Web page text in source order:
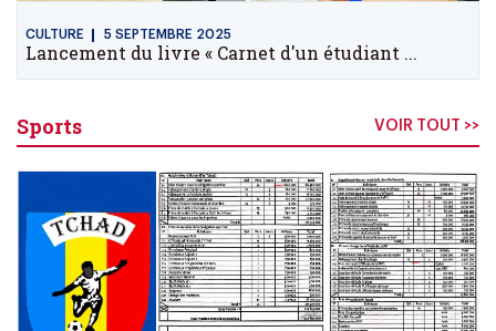
CULTURE 5 SEPTEMBRE 2025
Lancement du livre « Carnet d'un étudiant ...
Sports VOIR TOUT >>